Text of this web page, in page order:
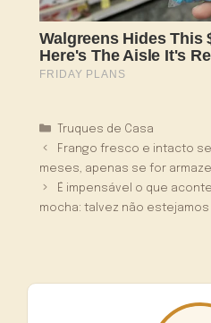
Categorias
Truques de Casa
Frango fresco e intacto
meses, apenas se for
É impensável o que
mocha: talvez não